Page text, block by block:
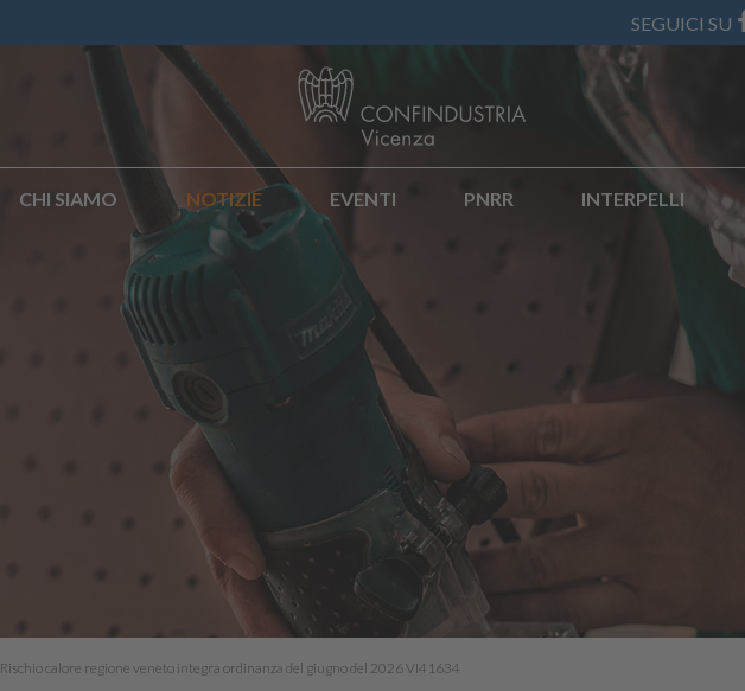
SEGUICI SU
CHI SIAMO NOTIZIE EVENTI PNRR INTERPELLI
Rischio calore regione veneto integra ordinanza del giugno del 2026 VI41634